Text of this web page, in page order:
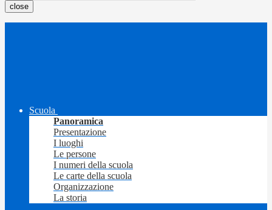
close
Scuola
Panoramica
Presentazione
I luoghi
Le persone
I numeri della scuola
Le carte della scuola
Organizzazione
La storia